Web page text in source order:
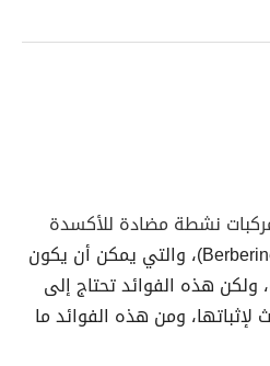
نشطة مضادة للأكسدة
Berberine)، والتي يمكن أن يكون
ولكن هذه الفوائد تحتاج إلى
لإثباتها، ومن هذه الفوائد ما